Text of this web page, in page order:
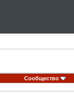
Сообщество